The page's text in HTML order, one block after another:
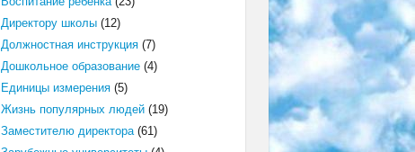
Директору школы(12)
Должностная инструкция(7)
Дошкольное образование(4)
Единицы измерения(5)
Жизнь популярных людей(19)
Заместителю директора(61)